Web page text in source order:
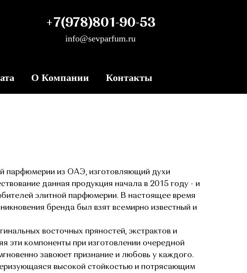
+7(978)801-90-53
info@sevparfum.ru
О Компании Контакты
парфюмерии из ОАЭ, изготовляющий духи
данная продукция начала в 2015 году - и
элитной парфюмерии. В настоящее время
бренда был взят всемирно известный и
восточных пряностей, экстрактов и
эти компоненты при изготовлении очередной
завоюет признание и любовь у каждого.
высокой стойкостью и потрясающим